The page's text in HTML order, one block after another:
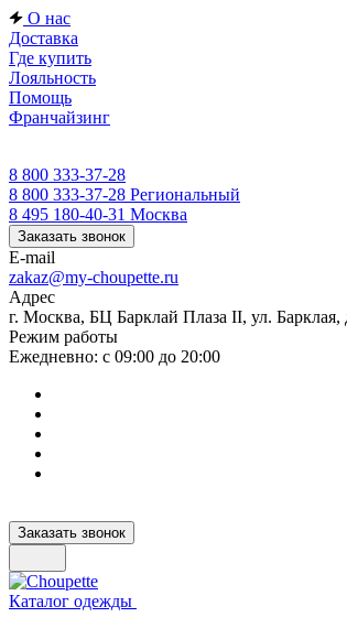
О нас
Доставка
Где купить
Лояльность
Помощь
Франчайзинг
8 800 333-37-28
8 800 333-37-28 Региональный
8 495 180-40-31 Москва
Заказать звонок
E-mail
zakaz@my-choupette.ru
Адрес
г. Москва, БЦ Барклай Плаза II, ул. Барклая,
Режим работы
Ежедневно: с 09:00 до 20:00
Заказать звонок
Каталог одежды